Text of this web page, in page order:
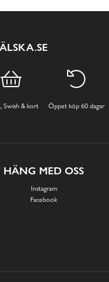
Swish & kort Öppet köp 60 dagar
HÄNG MED OSS
Instagram
Facebook